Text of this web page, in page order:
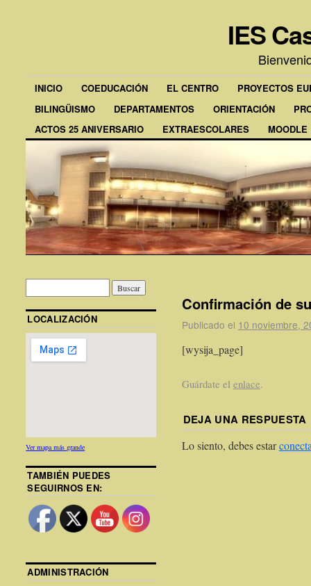
IES
INICIO COEDUCACIÓN EL CENTRO
PROYECTOS
BILINGÜISMO
DEPARTAMENTOS ORIENTACIÓN
ACTOS 25 ANIVERSARIO
EXTRAESCOLARES MOODLE
Confirmación de
Publicado el 10 noviembre,
[wysija_page]
Guárdate el enlace.
DEJA UNA RESPUESTA
Lo siento, debes estar
LOCALIZACIÓN
Ver mapa más grande
TAMBIÉN PUEDES
SEGUIRNOS EN:
ADMINISTRACIÓN